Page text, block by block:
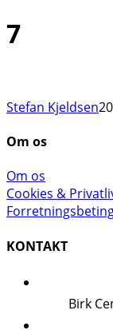
7
Stefan Kjeldsen
Om os
Om os
Cookies &
KONTAKT
Birk